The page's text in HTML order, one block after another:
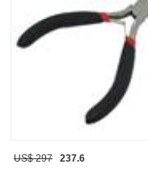
US$ 297 237.6